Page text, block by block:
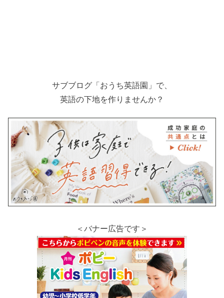
サブブログ「おうち英語園」で、
英語の下地を作りませんか？
＜バナー広告です＞